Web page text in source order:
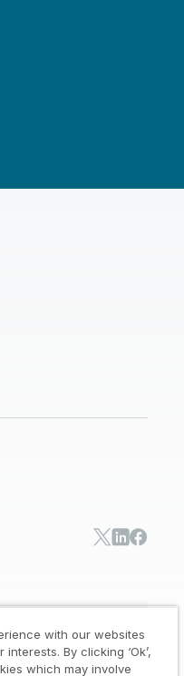
with our websites
By clicking ‘Ok’,
which may involve